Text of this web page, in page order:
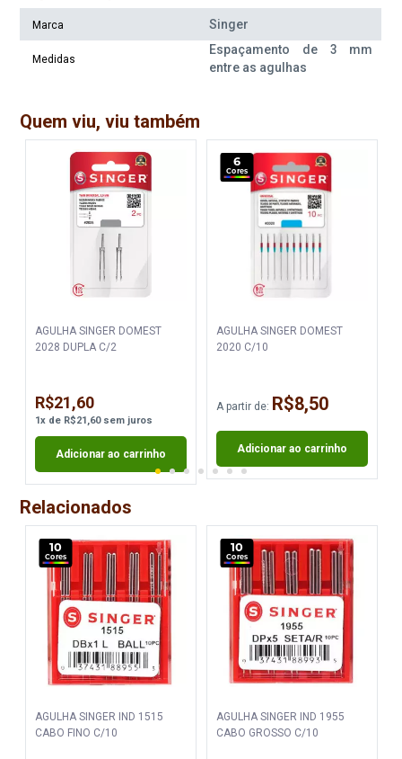
Marca Singer
Medidas
Espaçamento de 3 mm
entre as agulhas
Quem viu, viu também
AGULHA SINGER DOMEST
2028 DUPLA C/2
R$21,60
1xde R$21,60sem juros
Adicionar ao carrinho
6
Cores
AGULHA SINGER DOMEST
2020 C/10
A partir de: R$8,50
Adicionar ao carrinho
Relacionados
10
Cores
AGULHA SINGER IND 1515
CABO FINO C/10
10
Cores
AGULHA SINGER IND 1955
CABO GROSSO C/10